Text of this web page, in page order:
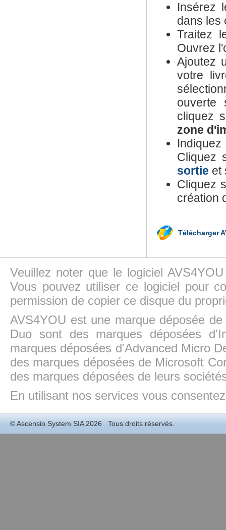
Insérez
dans les
Traitez
Ouvrez
Ajoutez
votre
ouverte
cliquez
zone
Cliquez
sortie et
Cliquez
création
Télécharger
Veuillez noter que le logiciel
Vous pouvez utiliser ce logiciel pour
permission de copier ce disque du
AVS4YOU est une marque déposée
Duo sont des marques déposées
marques déposées d'Advanced Micro
des marques déposées de Microsoft
des marques déposées de leurs
En utilisant nos services vous
©Ascensio System SIA2026 Tous droits réservés.